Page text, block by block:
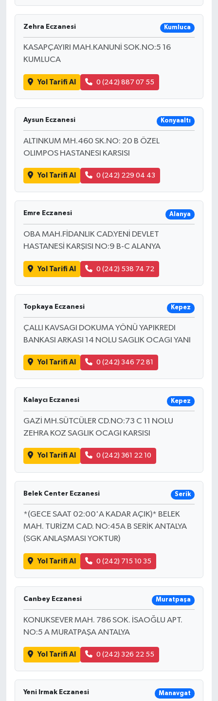
Zehra Eczanesi Kumluca
KASAPÇAYIRI MAH.KANUNİ SOK.NO:5 16
KUMLUCA
Yol Tarifi Al 0 (242) 887 07 55
Aysun Eczanesi Konyaaltı
ALTINKUM MH.460 SK.NO: 20 B ÖZEL
OLIMPOS HASTANESI KARSISI
Yol Tarifi Al 0 (242) 229 04 43
Emre Eczanesi Alanya
OBA MAH.FİDANLIK CAD.YENİ DEVLET
HASTANESİ KARŞISI NO:9 B-C ALANYA
Yol Tarifi Al 0 (242) 538 74 72
Topkaya Eczanesi Kepez
ÇALLI KAVSAGI DOKUMA YÖNÜ YAPIKREDI
BANKASI ARKASI 14 NOLU SAGLIK OCAGI YANI
Yol Tarifi Al 0 (242) 346 72 81
Kalaycı Eczanesi Kepez
GAZİ MH.SÜTCÜLER CD.NO:73 C 11 NOLU
ZEHRA KOZ SAGLIK OCAGI KARSISI
Yol Tarifi Al 0 (242) 361 22 10
Belek Center Eczanesi Serik
*(GECE SAAT 02:00'A KADAR AÇIK)* BELEK
MAH. TURİZM CAD. NO:45A B SERİK ANTALYA
(SGK ANLAŞMASI YOKTUR)
Yol Tarifi Al 0 (242) 715 10 35
Canbey Eczanesi Muratpaşa
KONUKSEVER MAH. 786 SOK. İSAOĞLU APT.
NO:5 A MURATPAŞA ANTALYA
Yol Tarifi Al 0 (242) 326 22 55
Yeni Irmak Eczanesi Manavgat